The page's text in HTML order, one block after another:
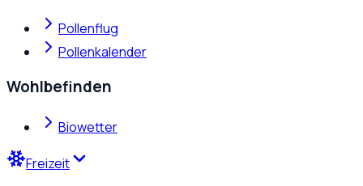
Pollenflug
Pollenkalender
Wohlbefinden
Biowetter
Freizeit